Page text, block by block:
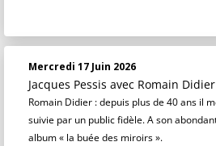
Mercredi 17 Juin 2026
Jacques Pessis avec Romain Didier
Romain Didier : depuis plus de 40 ans il
suivie par un public fidèle. A son
album « la buée des miroirs ».